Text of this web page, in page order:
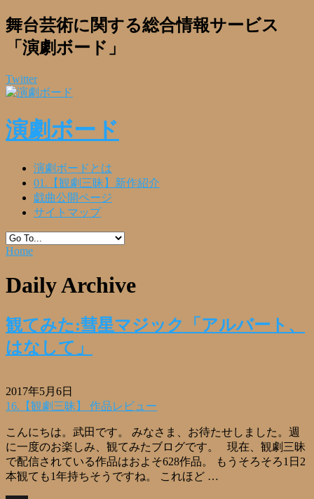
舞台芸術に関する総合情報サービス
「演劇ボード」
Twitter
演劇ボード
演劇ボードとは
01.【観劇三昧】新作紹介
戯曲公開ページ
サイトマップ
Home
Daily Archive
観てみた:彗星マジック「アルバート、
はなして」
2017年5月6日
16.【観劇三昧】 作品レビュー
こんにちは。武田です。 みなさま、お待たせしました。週
に一度のお楽しみ、観てみたブログです。 現在、観劇三昧
で配信されている作品はおよそ628作品。 もうそろそろ1日2
本観ても1年持ちそうですね。 これほど …